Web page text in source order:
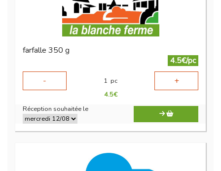
farfalle 350 g
4.5€/pc
-
1 pc +
4.5€
Réception souhaitée le